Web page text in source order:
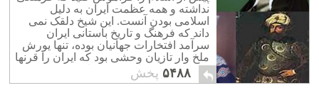
نداشته و همه عظمت ایران به دلیل
اسلامی بودن آنست. این شیخ دلقک نمی
داند که فرهنگ و تاریخ باستانی ایران
سرآمد افتخارات جهانیان بوده، تنها یورش
ملخ وار تازیان وحشی بود که ایران را قرنها
به عقب برد، و از تمدن جهانی به دور
داشت.
۵۴۸۸ پخش